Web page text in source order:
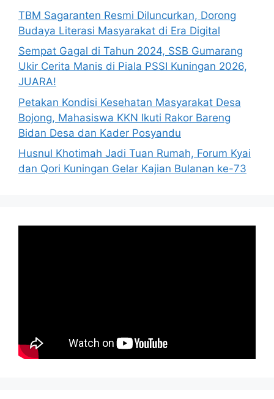
TBM Sagaranten Resmi Diluncurkan, Dorong
Budaya Literasi Masyarakat di Era Digital
Sempat Gagal di Tahun 2024, SSB Gumarang
Ukir Cerita Manis di Piala PSSI Kuningan 2026,
JUARA!
Petakan Kondisi Kesehatan Masyarakat Desa
Bojong, Mahasiswa KKN Ikuti Rakor Bareng
Bidan Desa dan Kader Posyandu
Husnul Khotimah Jadi Tuan Rumah, Forum Kyai
dan Qori Kuningan Gelar Kajian Bulanan ke-73